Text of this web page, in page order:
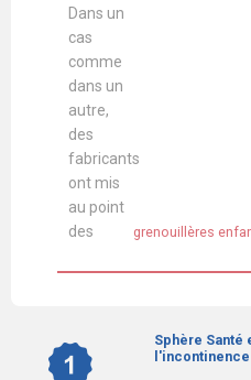
Dans un
cas
comme
dans un
autre,
des
fabricants
ont mis
au point
des
grenouillères
Sphère Santé